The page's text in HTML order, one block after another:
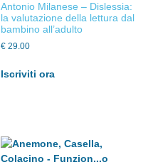
Antonio Milanese – Dislessia:
la valutazione della lettura dal
bambino all’adulto
€ 29.00
Iscriviti ora